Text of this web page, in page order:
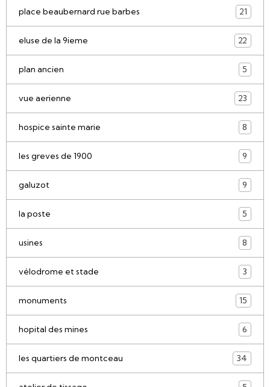
place beaubernard rue barbes 21
eluse de la 9ieme 22
plan ancien 5
vue aerienne 23
hospice sainte marie 8
les greves de 1900 9
galuzot 9
la poste 5
usines 8
vélodrome et stade 3
monuments 15
hopital des mines 6
les quartiers de montceau 34